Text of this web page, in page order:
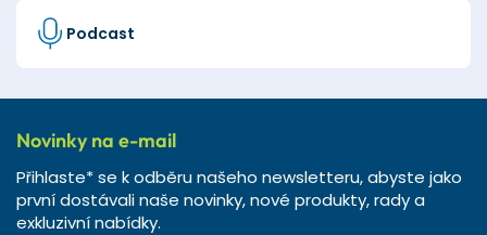
Podcast
Novinky na e-mail
Přihlaste* se k odběru našeho newsletteru, abyste jako
první dostávali naše novinky, nové produkty, rady a
exkluzivní nabídky.